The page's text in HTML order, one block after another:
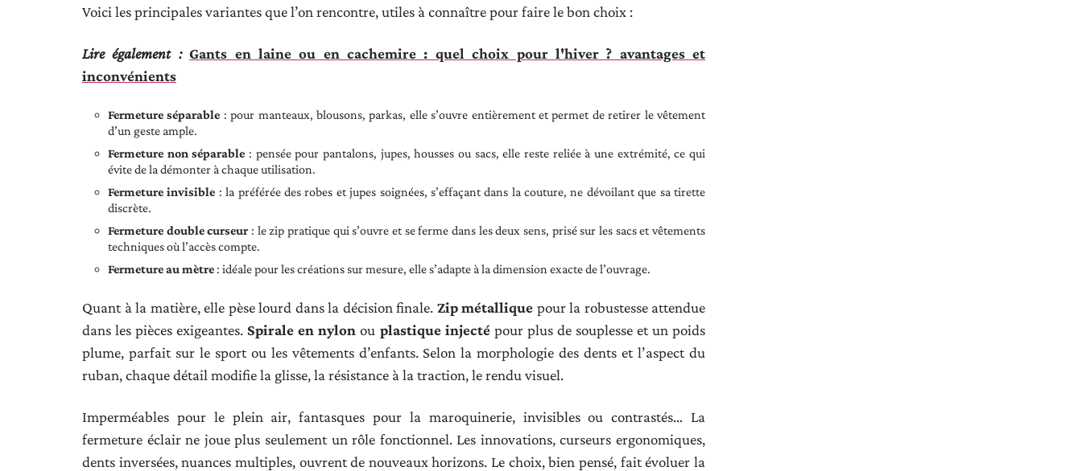
Voici les principales variantes que l’on rencontre, utiles à connaître pour faire le bon choix :
Lire également : Gants en laine ou en cachemire : quel choix pour l'hiver ? avantages et
inconvénients
Fermeture séparable : pour manteaux, blousons, parkas, elle s’ouvre entièrement et permet de retirer le vêtement
d’un geste ample.
Fermeture non séparable : pensée pour pantalons, jupes, housses ou sacs, elle reste reliée à une extrémité, ce qui
évite de la démonter à chaque utilisation.
Fermeture invisible : la préférée des robes et jupes soignées, s’effaçant dans la couture, ne dévoilant que sa tirette
discrète.
Fermeture double curseur : le zip pratique qui s’ouvre et se ferme dans les deux sens, prisé sur les sacs et vêtements
techniques où l’accès compte.
Fermeture au mètre : idéale pour les créations sur mesure, elle s’adapte à la dimension exacte de l’ouvrage.
Quant à la matière, elle pèse lourd dans la décision finale. Zip métallique pour la robustesse attendue
dans les pièces exigeantes. Spirale en nylon ou plastique injectépour plus de souplesse et un poids
plume, parfait sur le sport ou les vêtements d’enfants. Selon la morphologie des dents et l’aspect du
ruban, chaque détail modifie la glisse, la résistance à la traction, le rendu visuel.
Imperméables pour le plein air, fantasques pour la maroquinerie, invisibles ou contrastés… La
fermeture éclair ne joue plus seulement un rôle fonctionnel. Les innovations, curseurs ergonomiques,
dents inversées, nuances multiples, ouvrent de nouveaux horizons. Le choix, bien pensé, fait évoluer la